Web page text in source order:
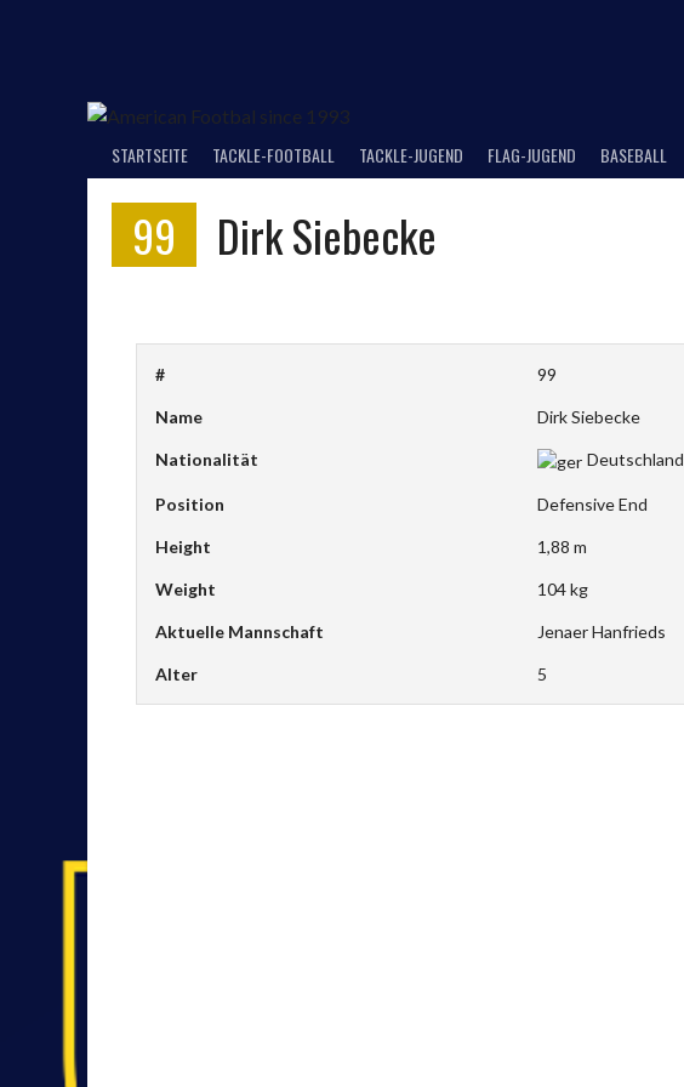
STARTSEITE TACKLE-FOOTBALL TACKLE-JUGEND FLAG-JUGEND BASEBALL
99 Dirk Siebecke
# 99
Name Dirk Siebecke
Nationalität Deutschland
Position Defensive End
Height 1,88 m
Weight 104 kg
Aktuelle Mannschaft Jenaer Hanfrieds
Alter 5